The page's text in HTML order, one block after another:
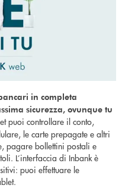
in completa
sicurezza, ovunque tu
puoi controllare il conto,
le carte prepagate e altri
pagare bollettini postali e
L’interfaccia di Inbank è
puoi effettuare le